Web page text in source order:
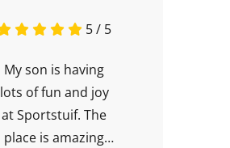
5 / 5
My son is having
lots of fun and joy
at Sportstuif. The
place is amazing